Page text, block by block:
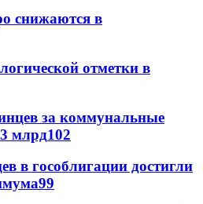
снижаются в
отметки в
за коммунальные
млрд102
в гособлигации достигли
99